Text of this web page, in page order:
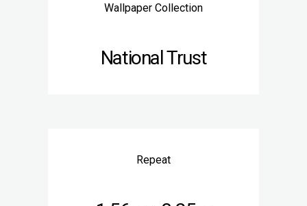
Wallpaper Collection
National Trust
Repeat